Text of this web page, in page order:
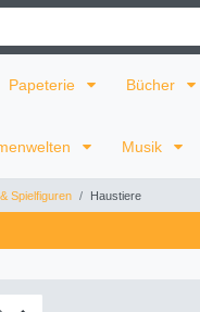
Papeterie Bücher
Musik
Spielfiguren Haustiere